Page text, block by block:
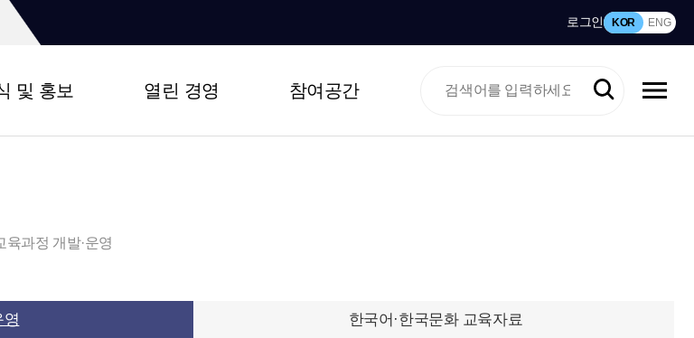
로그인 KOR ENG
및 홍보 열린 경영 참여공간
육과정 개발·운영
영 한국어·한국문화 교육자료